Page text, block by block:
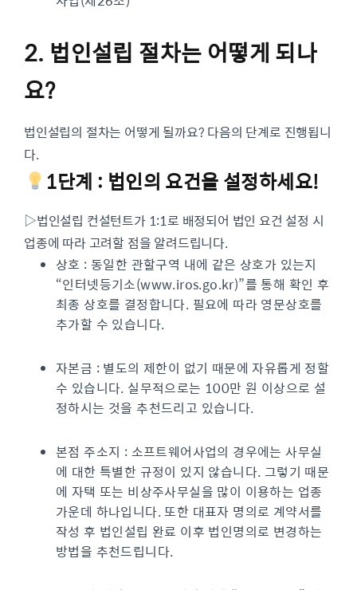
2. 법인설립 절차는 어떻게 되나
요?
법인설립의 절차는 어떻게 될까요? 다음의 단계로 진행됩니
다.
1단계 : 법인의 요건을 설정하세요!
▷법인설립 컨설턴트가 1:1로 배정되어 법인 요건 설정 시
업종에 따라 고려할 점을 알려드립니다.
상호 : 동일한 관할구역 내에 같은 상호가 있는지
“인터넷등기소(www.iros.go.kr)”를 통해 확인 후
최종 상호를 결정합니다. 필요에 따라 영문상호를
추가할 수 있습니다.
자본금 : 별도의 제한이 없기 때문에 자유롭게 정할
수 있습니다. 실무적으로는 100만 원 이상으로 설
정하시는 것을 추천드리고 있습니다.
본점 주소지 : 소프트웨어사업의 경우에는 사무실
에 대한 특별한 규정이 있지 않습니다. 그렇기 때문
에 자택 또는 비상주사무실을 많이 이용하는 업종
가운데 하나입니다. 또한 대표자 명의로 계약서를
작성 후 법인설립 완료 이후 법인명의로 변경하는
방법을 추천드립니다.